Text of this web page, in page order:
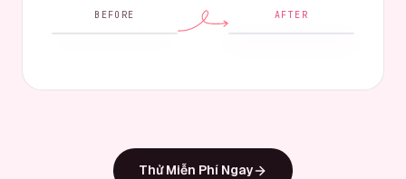
BEFORE AFTER
Thử Miễn Phí Ngay